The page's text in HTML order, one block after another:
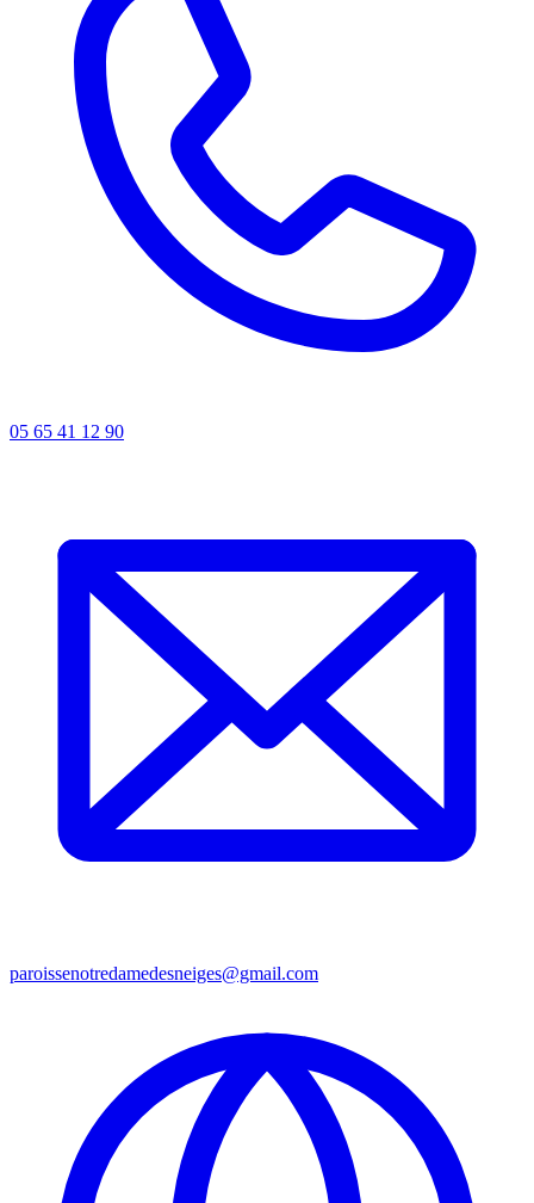
05 65 41 12 90
paroissenotredamedesneiges@gmail.com